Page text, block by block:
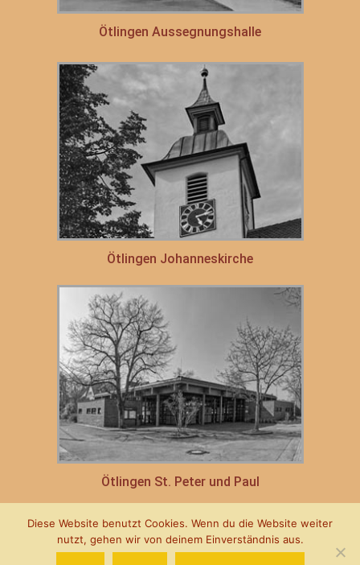
Ötlingen Aussegnungshalle
Ötlingen Johanneskirche
Ötlingen St. Peter und Paul
Impressum Datenschutzerklärung
Diese Website benutzt Cookies. Wenn du die Website weiter
nutzt, gehen wir von deinem Einverständnis aus.